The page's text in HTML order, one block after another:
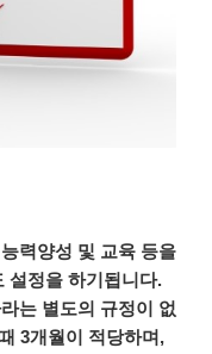
능력양성 및 교육 등을
설정을 하기됩니다.
는 별도의 규정이 없
3개월이 적당하며,